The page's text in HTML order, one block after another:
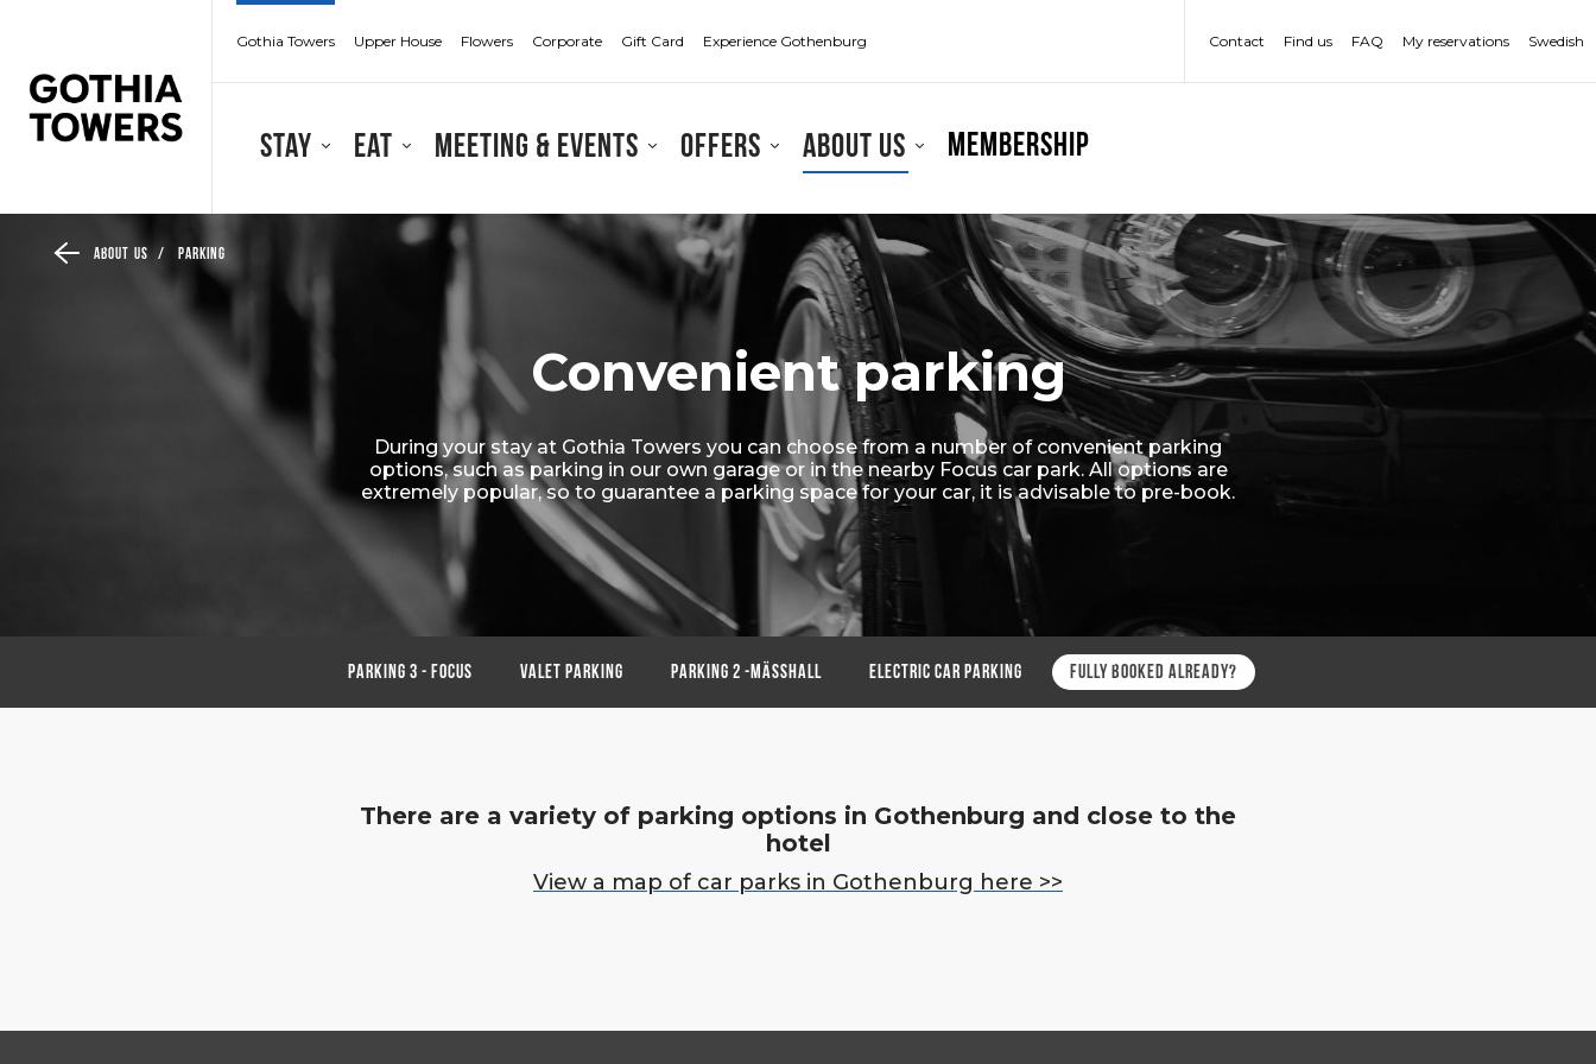
Gothia Towers Upper House Flowers Corporate Gift Card Experience Gothenburg Contact Find us FAQ My reservations Swedish
Stay Eat Meeting & events Offers About us Membership
About us / Parking
Convenient parking
During your stay at Gothia Towers you can choose from a number of convenient parking
options, such as parking in our own garage or in the nearby Focus car park. All options are
extremely popular, so to guarantee a parking space for your car, it is advisable to pre-book.
Parking 3 - FOCUS Valet Parking PARKING 2 -MÄSSHALL ELECTRIC CAR PARKING FULLY BOOKED ALREADY?
There are a variety of parking options in Gothenburg and close to the
hotel
View a map of car parks in Gothenburg here >>